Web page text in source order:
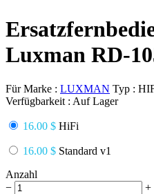
Luxman RD-
Für Marke : LUXMAN Typ :
Verfügbarkeit : Auf Lager
16.00 $ HiFi
16.00 $ Standard v1
Anzahl
−
+